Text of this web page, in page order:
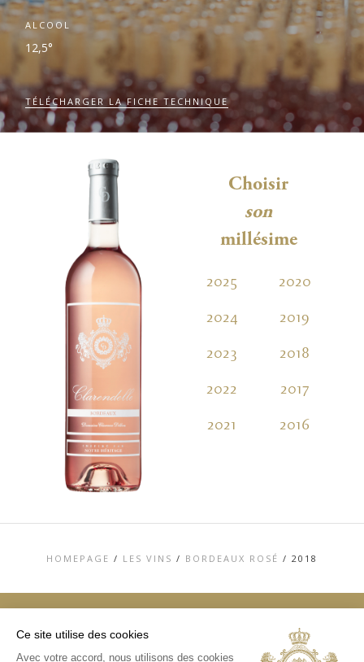
ALCOOL
12,5°
TÉLÉCHARGER LA FICHE TECHNIQUE
Choisir
son
millésime
2025
2024
2023
2022
2021
2020
2019
2018
2017
2016
HOMEPAGE / LES VINS / BORDEAUX ROSÉ / 2018
TOP
Ce site utilise des cookies
Avec votre accord, nous utilisons des cookies